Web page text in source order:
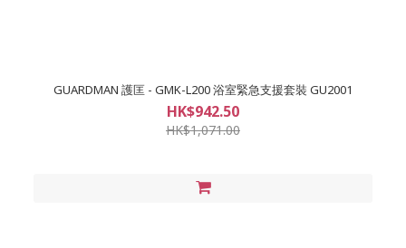
GUARDMAN 護匡 - GMK-L200 浴室緊急支援套裝 GU2001
HK$942.50
HK$1,071.00